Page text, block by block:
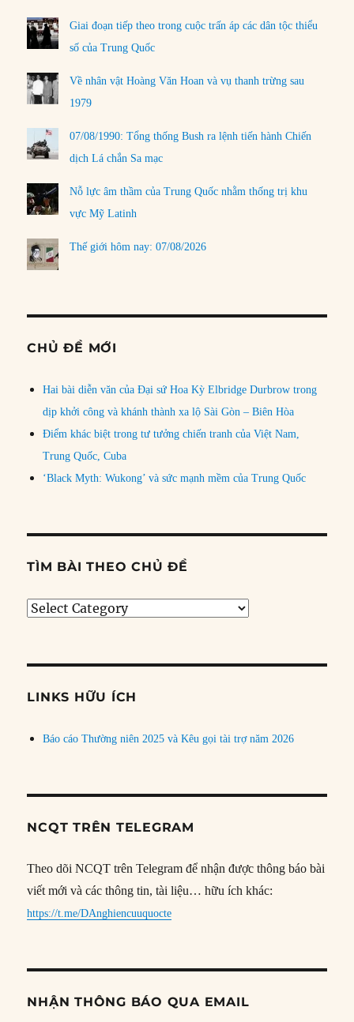
Giai đoạn tiếp theo trong cuộc trấn áp các dân tộc thiểu
số của Trung Quốc
Về nhân vật Hoàng Văn Hoan và vụ thanh trừng sau
1979
07/08/1990: Tổng thống Bush ra lệnh tiến hành Chiến
dịch Lá chắn Sa mạc
Nỗ lực âm thầm của Trung Quốc nhằm thống trị khu
vực Mỹ Latinh
Thế giới hôm nay: 07/08/2026
CHỦ ĐỀ MỚI
Hai bài diễn văn của Đại sứ Hoa Kỳ Elbridge Durbrow trong
dịp khởi công và khánh thành xa lộ Sài Gòn – Biên Hòa
Điểm khác biệt trong tư tưởng chiến tranh của Việt Nam,
Trung Quốc, Cuba
‘Black Myth: Wukong’ và sức mạnh mềm của Trung Quốc
TÌM BÀI THEO CHỦ ĐỀ
Tìm
đề
LINKS HỮU ÍCH
Báo cáo Thường niên 2025 và Kêu gọi tài trợ năm 2026
NCQT TRÊN TELEGRAM
Theo dõi NCQT trên Telegram để nhận được thông báo bài
viết mới và các thông tin, tài liệu… hữu ích khác:
https://t.me/DAnghiencuuquocte
NHẬN THÔNG BÁO QUA EMAIL